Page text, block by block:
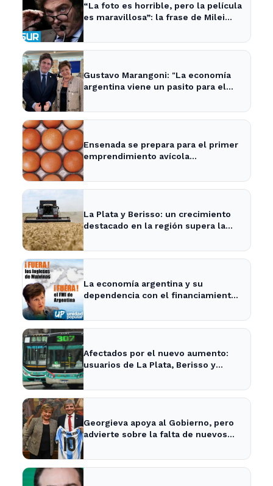
“La foto es horrible, pero la película
es maravillosa”: la frase de Milei
Gustavo Marangoni: "La economía
argentina viene un pasito para el
Ensenada se prepara para el primer
emprendimiento avícola
La Plata y Berisso: un crecimiento
destacado en la región supera la
La economía argentina y su
dependencia con el financiamiento
Afectados por el nuevo aumento:
usuarios de La Plata, Berisso y
Georgieva apoya al Gobierno, pero
advierte sobre la falta de nuevos